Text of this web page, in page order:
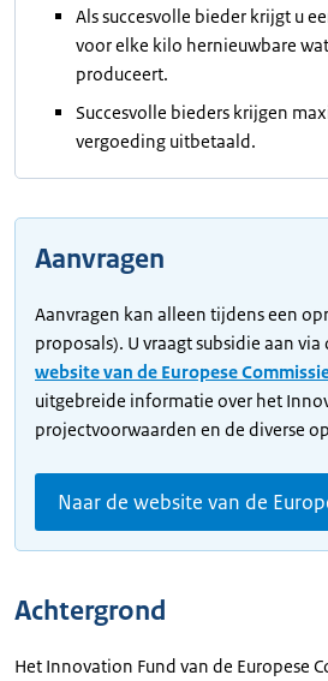
Als succesvolle bieder krijgt u
voor elke kilo hernieuwbare
produceert.
Succesvolle bieders krijgen
vergoeding uitbetaald.
Aanvragen
Aanvragen kan alleen tijdens een
proposals). U vraagt subsidie aan via
website van de Europese
uitgebreide informatie over het
projectvoorwaarden en de diverse
Naar de website van de
Achtergrond
Het Innovation Fund van de Europese